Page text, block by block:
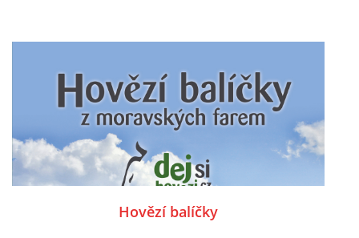
MATCH DAY
© 2026 eStránky.cz |Aktualizováno: 20. 7. 2026 Nahoru ↑
Hovězí balíčky